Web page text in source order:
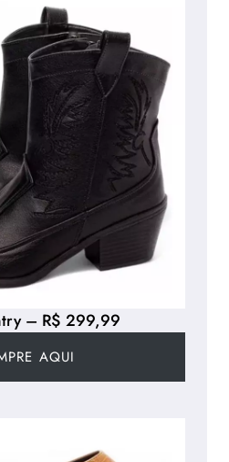
– R$ 299,99
AQUI